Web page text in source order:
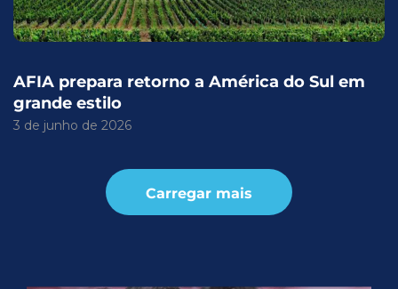
AFIA prepara retorno a América do Sul em
grande estilo
3 de junho de 2026
Carregar mais